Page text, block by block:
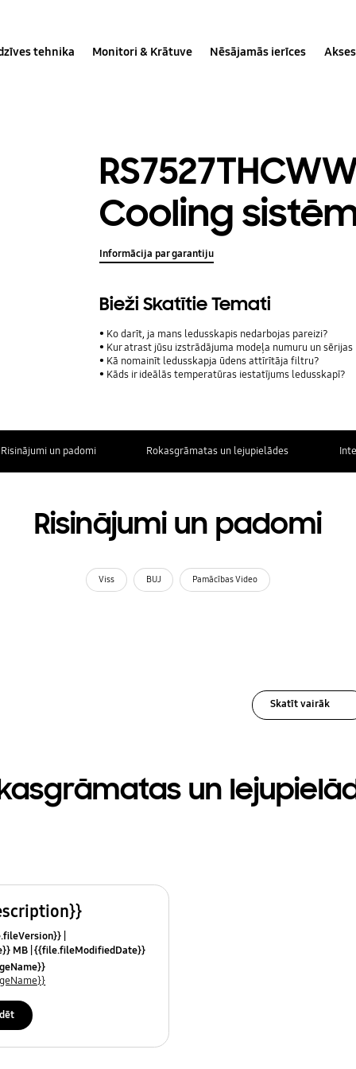
tehnika Monitori & Krātuve Nēsājamās ierīces
Cooling
Informācija par garantiju
Bieži Skatītie Temati
Ko darīt, ja mans ledusskapis nedarbojas pareizi?
Kur atrast jūsu izstrādājuma modeļa numuru un sērijas
Kā nomainīt ledusskapja ūdens attīrītāja filtru?
Kāds ir ideālās temperatūras iestatījums ledusskapī?
Risinājumi un padomi Rokasgrāmatas un lejupielādes
Risinājumi un padomi
Viss BUJ Pamācības Video
Skatīt vairāk
un
MB {{file.fileModifiedDate}}